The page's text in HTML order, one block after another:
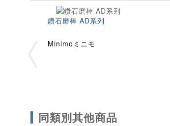
鑽石磨棒 AD系列
Minimoミニモ
同類別其他商品